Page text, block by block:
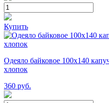
Купить
Одеяло байковое 100х140
хлопок
360 руб.